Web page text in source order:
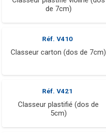
de 7cm)
Réf. V410
Classeur carton (dos de 7cm)
Réf. V421
Classeur plastifié (dos de
5cm)